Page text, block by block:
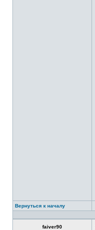
Вернуться к началу
faiver90